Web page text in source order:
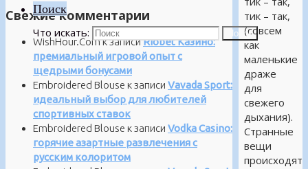
Поиск
Что искать: Поиск
тик – так,
(совсем
как
маленькие
драже
для
свежего
дыхания).
Странные
вещи
происходят
Свежие комментарии
WishHour.Comк записиRiobet Казино:
премиальный игровой опыт с
щедрыми бонусами
Embroidered Blouse к записи Vavada Sport:
идеальный выбор для любителей
спортивных ставок
Embroidered Blouse к записи Vodka Casino:
горячие азартные развлечения с
русским колоритом